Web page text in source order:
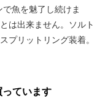
魚を魅了し続けま
は出来ません。ソルト
プリットリング装着。
ています